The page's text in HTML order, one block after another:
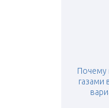
Почему
газами